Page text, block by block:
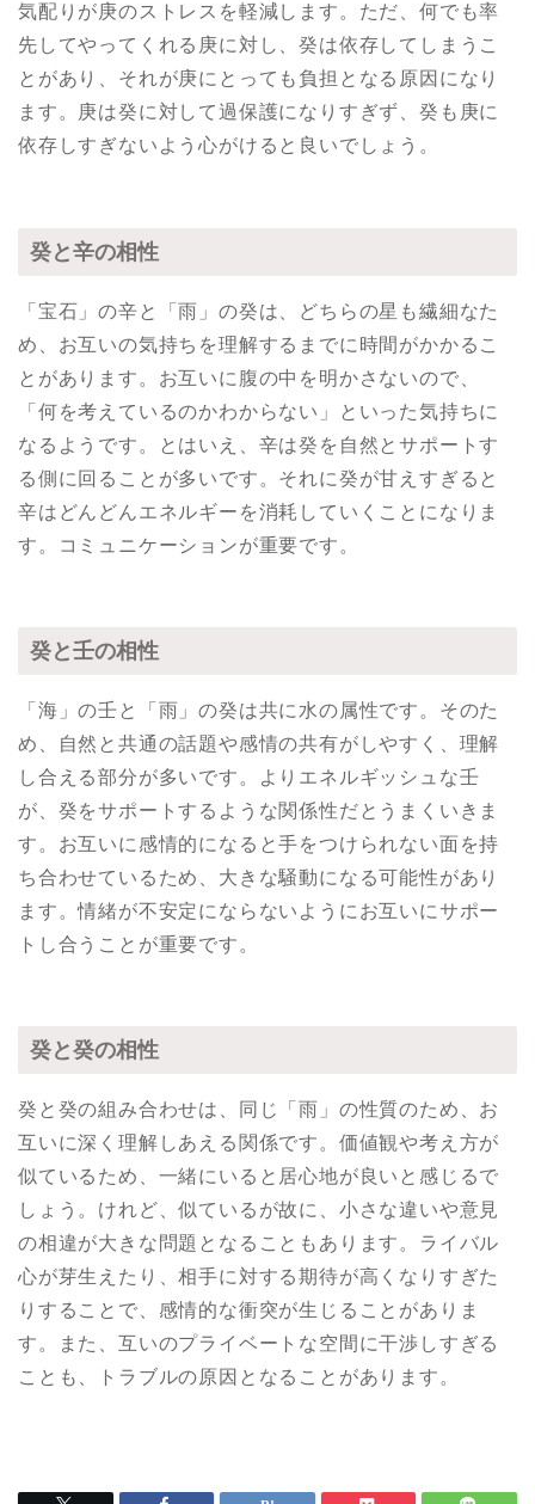
気配りが庚のストレスを軽減します。ただ、何でも率
先してやってくれる庚に対し、癸は依存してしまうこ
とがあり、それが庚にとっても負担となる原因になり
ます。庚は癸に対して過保護になりすぎず、癸も庚に
依存しすぎないよう心がけると良いでしょう。
癸と辛の相性
「宝石」の辛と「雨」の癸は、どちらの星も繊細なた
め、お互いの気持ちを理解するまでに時間がかかるこ
とがあります。お互いに腹の中を明かさないので、
「何を考えているのかわからない」といった気持ちに
なるようです。とはいえ、辛は癸を自然とサポートす
る側に回ることが多いです。それに癸が甘えすぎると
辛はどんどんエネルギーを消耗していくことになりま
す。コミュニケーションが重要です。
癸と壬の相性
「海」の壬と「雨」の癸は共に水の属性です。そのた
め、自然と共通の話題や感情の共有がしやすく、理解
し合える部分が多いです。よりエネルギッシュな壬
が、癸をサポートするような関係性だとうまくいきま
す。お互いに感情的になると手をつけられない面を持
ち合わせているため、大きな騒動になる可能性があり
ます。情緒が不安定にならないようにお互いにサポー
トし合うことが重要です。
癸と癸の相性
癸と癸の組み合わせは、同じ「雨」の性質のため、お
互いに深く理解しあえる関係です。価値観や考え方が
似ているため、一緒にいると居心地が良いと感じるで
しょう。けれど、似ているが故に、小さな違いや意見
の相違が大きな問題となることもあります。ライバル
心が芽生えたり、相手に対する期待が高くなりすぎた
りすることで、感情的な衝突が生じることがありま
す。また、互いのプライベートな空間に干渉しすぎる
ことも、トラブルの原因となることがあります。